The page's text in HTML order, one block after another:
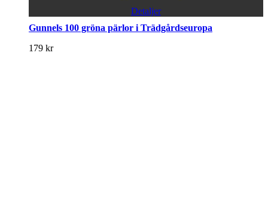
Detaljer
Gunnels 100 gröna pärlor i Trädgårdseuropa
179 kr